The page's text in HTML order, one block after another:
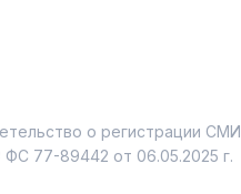
о регистрации СМИ
77-89442 от 06.05.2025 г.